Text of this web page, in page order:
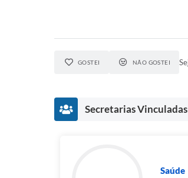
GOSTEI NÃO GOSTEI
Secretarias Vinculadas
Saúde